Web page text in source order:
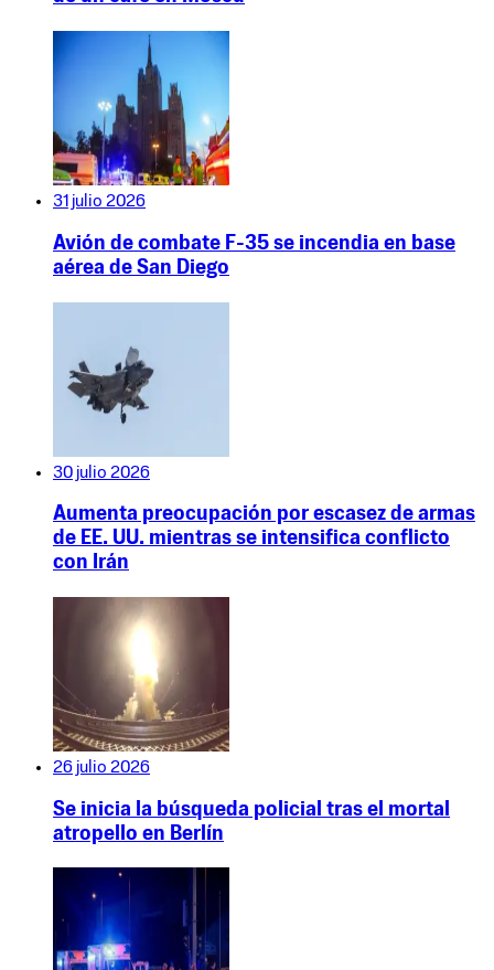
31 julio 2026
Avión de combate F-35 se incendia en base
aérea de San Diego
30 julio 2026
Aumenta preocupación por escasez de armas
de EE. UU. mientras se intensifica conflicto
con Irán
26 julio 2026
Se inicia la búsqueda policial tras el mortal
atropello en Berlín